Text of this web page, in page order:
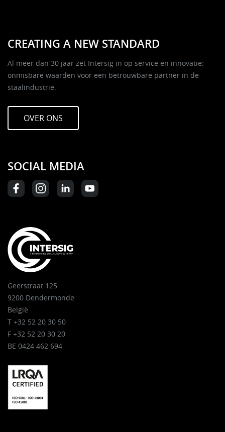
CREATING A NEW STANDARD
Al meer dan 30 jaar zet Intersig in op service en innovatie:
onmisbare waarden voor een betrouwbare partner in de
staalindustrie.
OVER ONS
SOCIAL MEDIA
Geerstraat 125
9200 Dendermonde
België
T +32 52 20 30 50
F +32 52 20 30 20
BE 0424 462 694